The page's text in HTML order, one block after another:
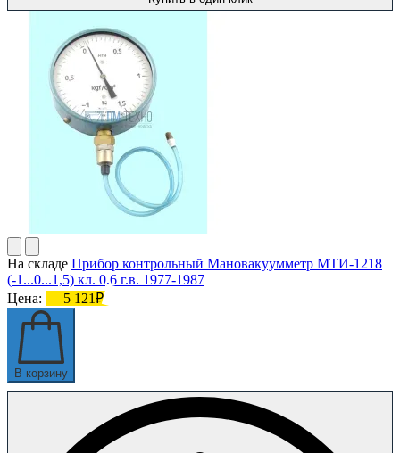
На складе Прибор контрольный Мановакуумметр МТИ-1218
(-1...0...1,5) кл. 0,6 г.в. 1977-1987
Цена:
5 121₽
В корзину